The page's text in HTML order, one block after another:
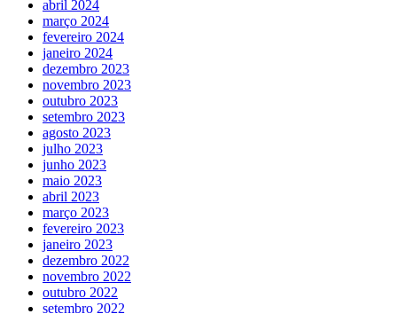
abril 2024
março 2024
fevereiro 2024
janeiro 2024
dezembro 2023
novembro 2023
outubro 2023
setembro 2023
agosto 2023
julho 2023
junho 2023
maio 2023
abril 2023
março 2023
fevereiro 2023
janeiro 2023
dezembro 2022
novembro 2022
outubro 2022
setembro 2022